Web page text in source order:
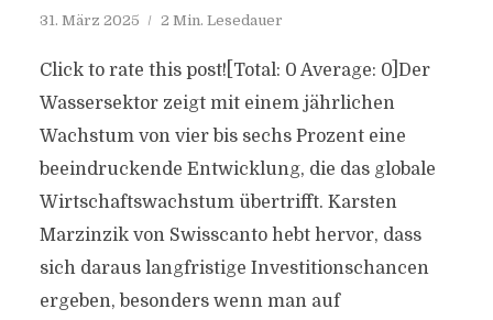
31. März 2025 2 Min. Lesedauer
Click to rate this post![Total: 0 Average: 0]Der
Wassersektor zeigt mit einem jährlichen
Wachstum von vier bis sechs Prozent eine
beeindruckende Entwicklung, die das globale
Wirtschaftswachstum übertrifft. Karsten
Marzinzik von Swisscanto hebt hervor, dass
sich daraus langfristige Investitionschancen
ergeben, besonders wenn man auf